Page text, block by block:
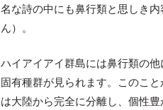
名な詩の中にも鼻行類と思しき
ん）。
ハイアイアイ群島には鼻行類の
固有種群が見られます。このこと
は大陸から完全に分離し、個性